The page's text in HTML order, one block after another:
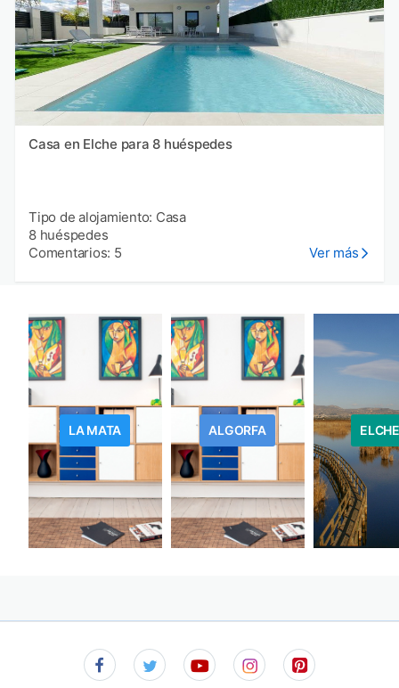
Casa en Elche para 8 huéspedes
Tipo de alojamiento: Casa
8 huéspedes
Comentarios: 5
Ver más
LA MATA ALGORFA ELCHE